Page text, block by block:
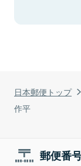
日本郵便トップ
作平
郵便番